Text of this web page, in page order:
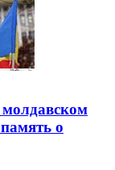
память о